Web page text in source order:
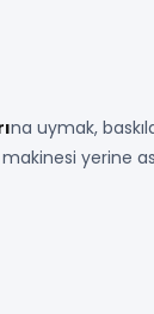
na uymak,